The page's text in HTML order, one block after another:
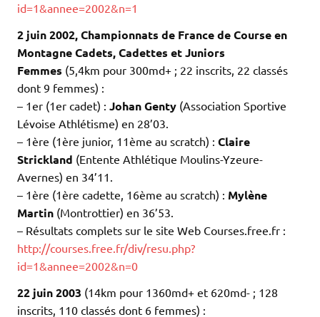
id=1&annee=2002&n=1
2 juin 2002,Championnats de France de Course en
Montagne Cadets, Cadettes et Juniors
Femmes (5,4km pour 300md+ ; 22 inscrits, 22 classés
dont 9 femmes) :
– 1er (1er cadet) : Johan Genty (Association Sportive
Lévoise Athlétisme) en 28’03.
– 1ère (1ère junior, 11ème au scratch) : Claire
Strickland (Entente Athlétique Moulins-Yzeure-
Avernes) en 34’11.
– 1ère (1ère cadette, 16ème au scratch) : Mylène
Martin (Montrottier) en 36’53.
– Résultats complets sur le site Web Courses.free.fr :
http://courses.free.fr/div/resu.php?
id=1&annee=2002&n=0
22 juin 2003 (14km pour 1360md+ et 620md- ; 128
inscrits, 110 classés dont 6 femmes) :